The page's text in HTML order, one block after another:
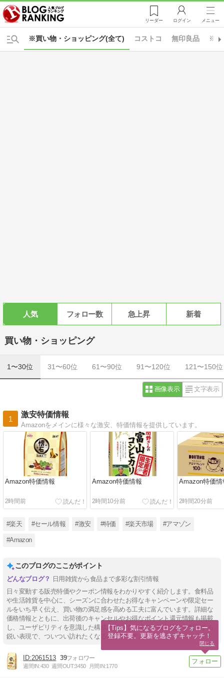
リーダー ログイン メニュー
※買い物・ショッピング(全て) ※生
コストコ 無印良品
人気 フォロー数 急上昇 新着
買い物・ショッピング
1〜30位 31〜60位 61〜90位 91〜120位 121〜150位
画像表示 文字表示
1
激安特価情報
Amazonをメインに様々な激安、特価情報を提供しています。
Amazon特価情報
2時間前
Amazon特価情報
2時間10分前
Amazon特価情
2時間20分前
#楽天 #セール情報 #激安 #特価 #楽天市場 #アマゾン
#Amazon
このブログのここがポイント
日用雑貨から食品まで多彩な割引情報
日々変動する販売特価やクーポン情報をわかりやすく紹介します。食料品
や生活雑貨を中心に、シーズンに合わせたお得なキャンペーンや限定セー
ルをいち早く伝え、買い物の満足感を高める工夫に富んでいます。詳細な
価格情報とともに、出荷後のキャンセルやお得なポイント還元情報も掲載
し、ユーザビリティを意識した構成となっています。購入意欲を刺激する
鋭い表現で、ついつい訪れたくなる仕立てです。
2061513 39
週間IN:430 週間OUT:3450 月間IN:1770
【Tips】気になるブログをフォロー。
登録不要。更新を逃さずキャッチ！
閉じる